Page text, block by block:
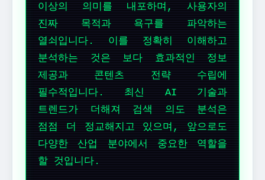
이상의 의미를 내포하며, 사용자의
진짜 목적과 욕구를 파악하는
열쇠입니다. 이를 정확히 이해하고
분석하는 것은 보다 효과적인 정보
제공과 콘텐츠 전략 수립에
필수적입니다. 최신 AI 기술과
트렌드가 더해져 검색 의도 분석은
점점 더 정교해지고 있으며, 앞으로도
다양한 산업 분야에서 중요한 역할을
할 것입니다.